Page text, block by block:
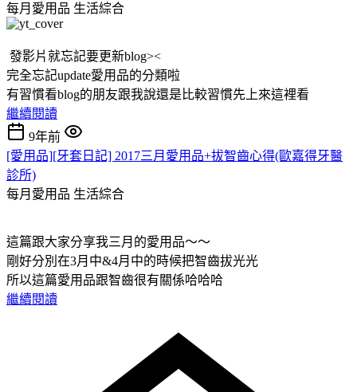
每月愛用品 生活綜合
發影片就忘記要更新blog><
完全忘記update愛用品的分類啦
有習慣看blog的朋友跟我說還是比較習慣先上來這裡看
繼續閱讀
9年前
[愛用品][牙套日記] 2017三月愛用品+拔智齒心得(歐嘉得牙醫
診所)
每月愛用品 生活綜合
這篇跟大家分享我三月的愛用品～～
剛好分別在3月中&4月中的時候把智齒拔光光
所以這篇愛用品跟智齒很有關係哈哈哈
繼續閱讀